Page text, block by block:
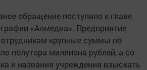
обращение поступило к главе
«Алмедиа». Предприятие
крупные суммы по
полутора миллиона рублей, а со
и названия учреждения взыскать